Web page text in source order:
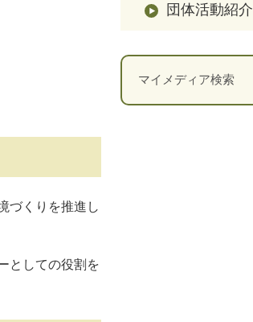
づくりを推進し
としての役割を
団体活動紹介